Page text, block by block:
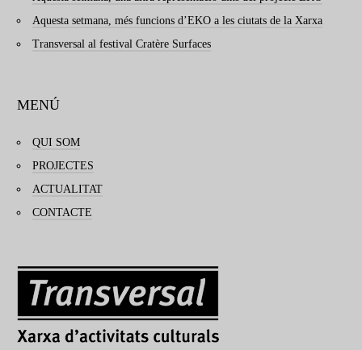
Aquesta setmana, més funcions d’EKO a les ciutats de la Xarxa
Transversal al festival Cratère Surfaces
MENÚ
QUI SOM
PROJECTES
ACTUALITAT
CONTACTE